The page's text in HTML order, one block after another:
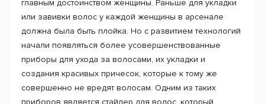
главным достоинством женщины. Раньше для укладки
или завивки волос у каждой женщины в арсенале
должна была быть плойка. Но с развитием технологий
начали появляться более усовершенствованные
приборы для ухода за волосами, их укладки и
создания красивых причесок, которые к тому же
совершенно не вредят волосам. Одним из таких
приборов является стайлер для волос, который,